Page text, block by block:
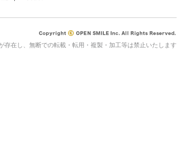
存在し、無断での転載・転用・複製・加工等は禁止いたします